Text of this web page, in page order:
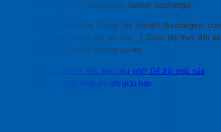
Charge), phụ phí EBS (Emergency Bunker Surcharge),…
Tương tự, phụ phí hàng không (Air Freight Surcharges)
rất đa dạng (phí nhiên liệu, an ninh,…). Cước phí thay đổi
tục, đòi hỏi sự cập nhật thường xuyên.
Bạn bối rối với các loại phụ phí? Để đội ngũ của
chúng tôi giải thích chi tiết giúp bạn.